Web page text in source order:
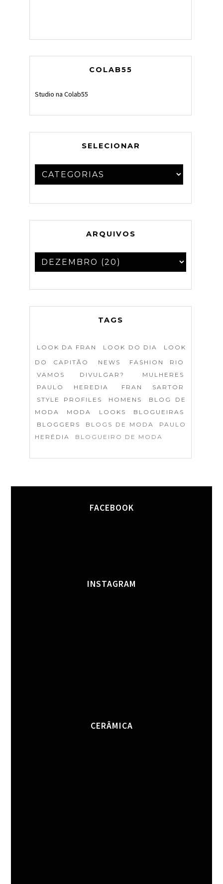
COLAB55
Studio na Colab55
SELECIONAR
ARQUIVOS
TAGS
LOOK DA FRAN LOOK DO DIA
LOOK
DO CAPITÃO
NEWS
FASHION RIO
VAMOS DIVULGAR?
MULHERES
PAULO HEREDIA
FRAN SARTOR
STYLE PROFILES
HOMENS
BLOG DE
MODA
MODA LOOKS
BLOGUEIRAS
BLOGGERS
BLOGS DE MODA
PAULO
HERÉDIA
BLOGUEIRO DE MODA
FACEBOOK
INSTAGRAM
CERÂMICA